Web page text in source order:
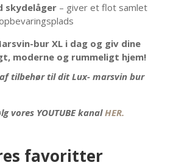
skydelåger– giver et flot samlet
bur XL i dag og giv dine
moderne og rummeligt hjem!
tilbehør til dit Lux- marsvin bur
vores YOUTUBE kanalHER.
favoritter